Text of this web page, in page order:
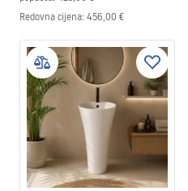
Redovna cijena: 456,00 €